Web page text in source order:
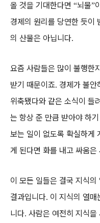
올 것을 기대한다면 “뇌물”
경제의 원리를 당연한 듯이
의 산물은 아닙니다.
요즘 사람들은 많이 불행한
받기 때문이죠. 경제가 불안
위축됐다와 같은 소식이 들
는 항상 준 만큼 받아야 하
보는 일이 없도록 확실하게
게 된다면 화를 내고 싸움은
이 모든 일들은 결국 지식
결과입니다. 이 지식의 열매
니다. 사람은 여전히 지식을